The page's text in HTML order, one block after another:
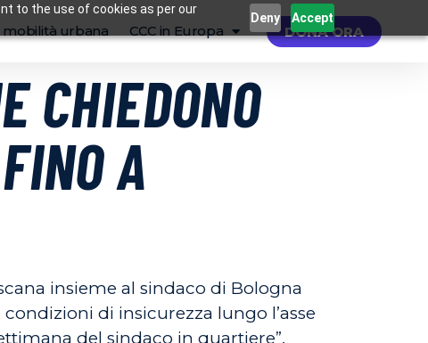
to the use of cookies as per our
Deny Accept
mobilità urbana CCC in Europa DONA ORA
CHIEDONO
A
insieme al sindaco di Bologna
di insicurezza lungo l’asse
del sindaco in quartiere”,